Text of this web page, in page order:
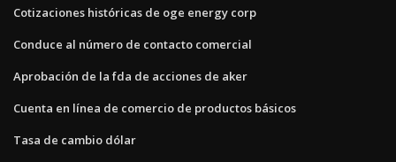
Cotizaciones históricas de oge energy corp
Conduce al número de contacto comercial
Aprobación de la fda de acciones de aker
Cuenta en línea de comercio de productos básicos
Tasa de cambio dólar